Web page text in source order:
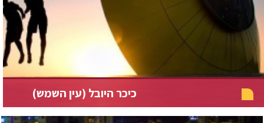
כיכר היובל (עין השמש)